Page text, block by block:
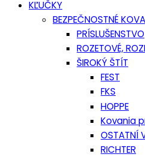
KĽUČKY
BEZPEČNOSTNÉ
PRÍSLUŠENSTVO
ROZETOVÉ,
ŠIROKÝ ŠTÍT
FEST
FKS
HOPPE
Kovania
OSTATNÍ
RICHTER